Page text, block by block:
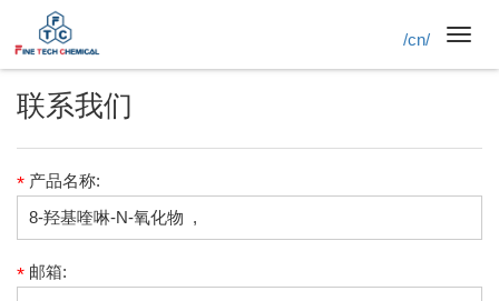
/cn/
联系我们
* 产品名称:
* 邮箱: